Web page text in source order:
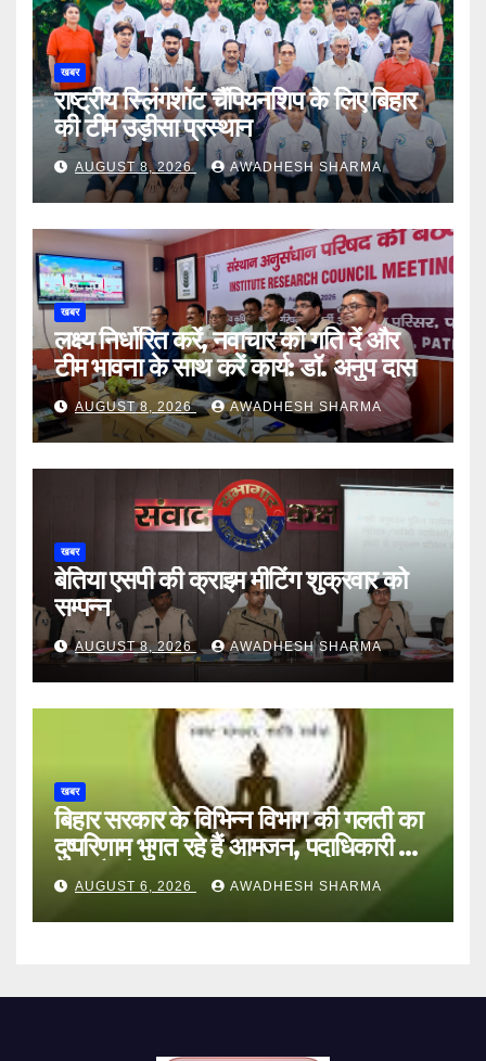
खबर
राष्ट्रीय स्लिंगशॉट चैंपियनशिप के लिए बिहार
की टीम उड़ीसा प्रस्थान
AUGUST 8, 2026 AWADHESH SHARMA
खबर
लक्ष्य निर्धारित करें, नवाचार को गति दें और
टीम भावना के साथ करें कार्य: डॉ. अनुप दास
AUGUST 8, 2026 AWADHESH SHARMA
खबर
बेतिया एसपी की क्राइम मीटिंग शुक्रवार को
सम्पन्न
AUGUST 8, 2026 AWADHESH SHARMA
खबर
बिहार सरकार के विभिन्न विभाग की गलती का
दुष्परिणाम भुगत रहे हैं आमजन, पदाधिकारी और
अन्य हैं मौन
AUGUST 6, 2026 AWADHESH SHARMA